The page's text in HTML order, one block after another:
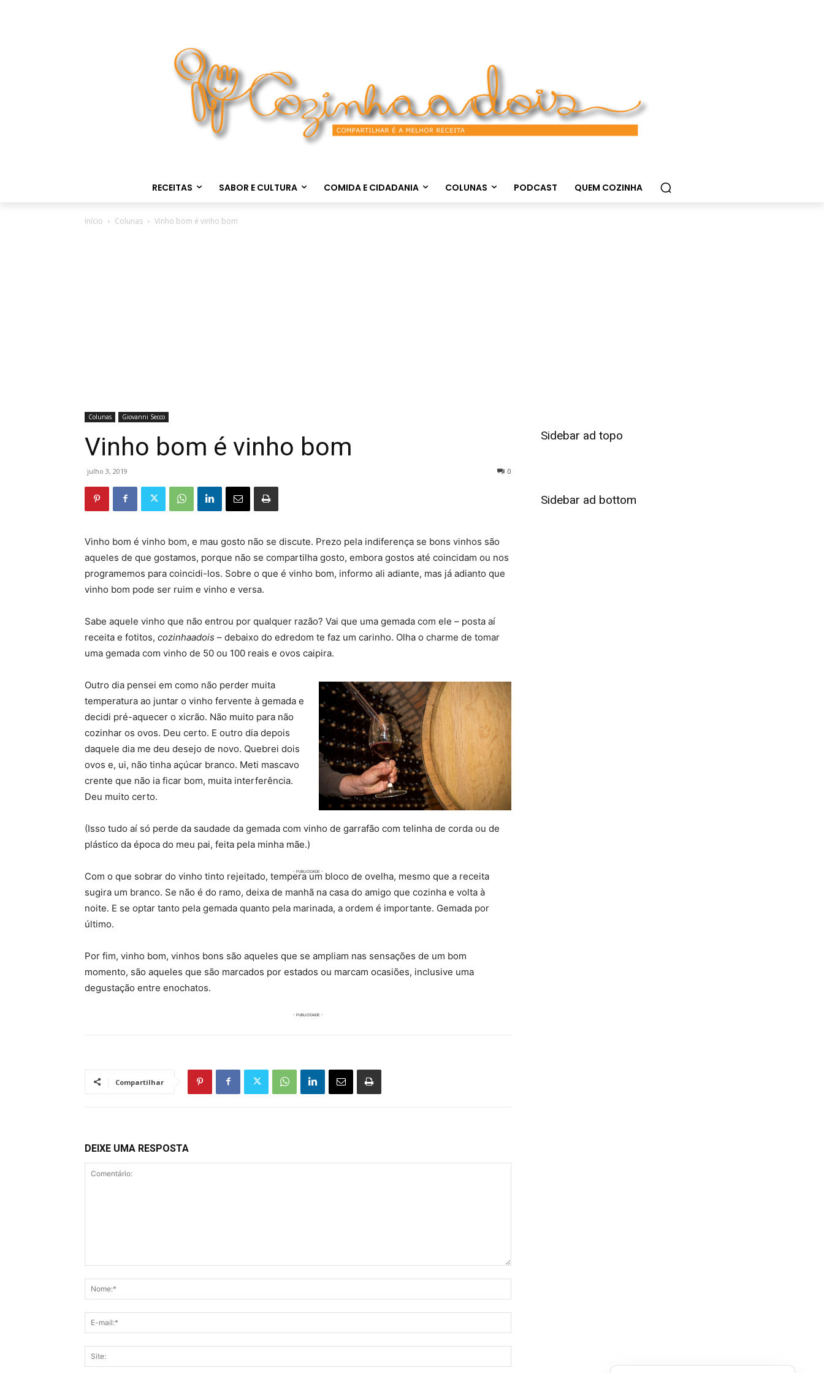
RECEITAS SABOR E CULTURA COMIDA E CIDADANIA COLUNAS PODCAST QUEM COZINHA
Início Colunas Vinho bom é vinho bom
Colunas Giovanni Secco
Vinho bom é vinho bom
julho 3, 2019 0
Vinho bom é vinho bom, e mau gosto não se discute. Prezo pela indiferença se bons vinhos são
aqueles de que gostamos, porque não se compartilha gosto, embora gostos até coincidam ou nos
programemos para coincidi-los. Sobre o que é vinho bom, informo ali adiante, mas já adianto que
vinho bom pode ser ruim e vinho e versa.
Sabe aquele vinho que não entrou por qualquer razão? Vai que uma gemada com ele – posta aí
receita e fotitos, cozinhaadois – debaixo do edredom te faz um carinho. Olha o charme de tomar
uma gemada com vinho de 50 ou 100 reais e ovos caipira.
Outro dia pensei em como não perder muita
temperatura ao juntar o vinho fervente à gemada e
decidi pré-aquecer o xicrão. Não muito para não
cozinhar os ovos. Deu certo. E outro dia depois
daquele dia me deu desejo de novo. Quebrei dois
ovos e, ui, não tinha açúcar branco. Meti mascavo
crente que não ia ficar bom, muita interferência.
Deu muito certo.
(Isso tudo aí só perde da saudade da gemada com vinho de garrafão com telinha de corda ou de
plástico da época do meu pai, feita pela minha mãe.)
Com o que sobrar do vinho tinto rejeitado, tempera um bloco de ovelha, mesmo que a receita
sugira um branco. Se não é do ramo, deixa de manhã na casa do amigo que cozinha e volta à
noite. E se optar tanto pela gemada quanto pela marinada, a ordem é importante. Gemada por
último.
Por fim, vinho bom, vinhos bons são aqueles que se ampliam nas sensações de um bom
momento, são aqueles que são marcados por estados ou marcam ocasiões, inclusive uma
degustação entre enochatos.
Compartilhar
DEIXE UMA RESPOSTA
Sidebar ad topo
Sidebar ad bottom